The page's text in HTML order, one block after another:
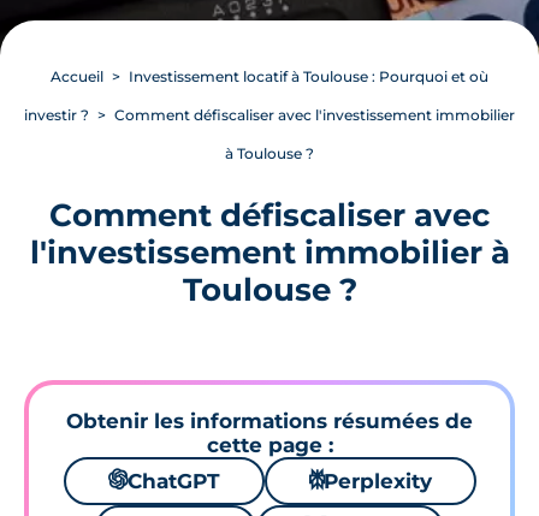
Accueil Investissement locatif à Toulouse : Pourquoi et où
investir ? Comment défiscaliser avec l'investissement immobilier
à Toulouse ?
Comment défiscaliser avec
l'investissement immobilier à
Toulouse ?
Obtenir les informations résumées de
cette page :
🌌ChatGPT ⚙Perplexity